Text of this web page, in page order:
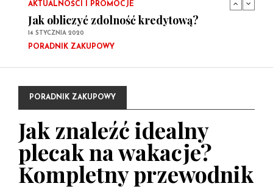
AKTUALNOŚCI I PROMOCJE
Jak obliczyć zdolność kredytową?
14 STYCZNIA 2020
PORADNIK ZAKUPOWY
14 STYCZNIA 2020
PORADNIK ZAKUPOWY
Kupujemy elektronikę i sprzęt AGD: Twój
poradnik zakupowy
PORADNIK ZAKUPOWY
Jak znaleźć idealny
plecak na wakacje?
Kompletny przewodnik